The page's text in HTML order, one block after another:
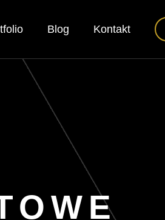
Blog Kontakt